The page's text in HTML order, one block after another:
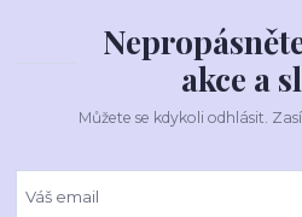
akce a
Můžete se kdykoli odhlásit.